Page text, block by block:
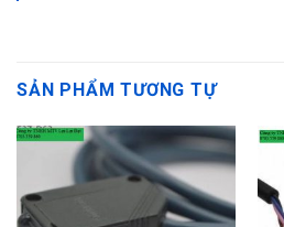
SẢN PHẨM TƯƠNG TỰ